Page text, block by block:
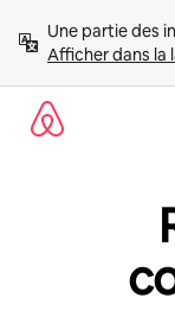
directement
contenu
Afficher dans la